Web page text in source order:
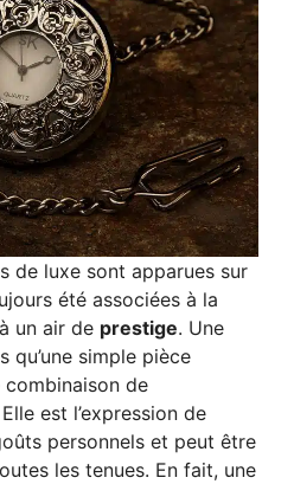
de luxe sont apparues sur
été associées à la
un air de prestige. Une
qu’une simple pièce
combinaison de
est l’expression de
personnels et peut être
les tenues. En fait, une